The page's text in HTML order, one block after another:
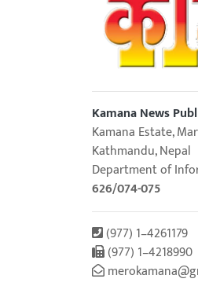
Kamana News
Kamana Estate,
Kathmandu, Nepal
Department of
626/074-075
(977) 1–4261179
(977) 1–4218990